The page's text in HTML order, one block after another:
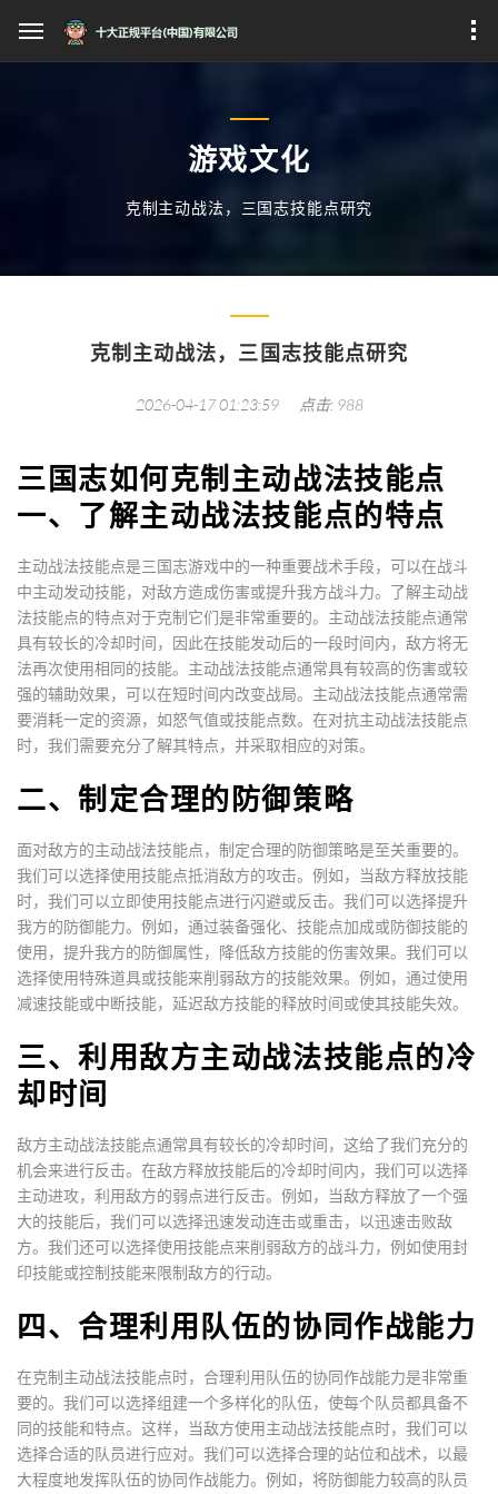
游戏文化
克制主动战法，三国志技能点研究
克制主动战法，三国志技能点研究
2026-04-17 01:23:59 点击: 988
三国志如何克制主动战法技能点
一、了解主动战法技能点的特点
主动战法技能点是三国志游戏中的一种重要战术手段，可以在战斗
中主动发动技能，对敌方造成伤害或提升我方战斗力。了解主动战
法技能点的特点对于克制它们是非常重要的。主动战法技能点通常
具有较长的冷却时间，因此在技能发动后的一段时间内，敌方将无
法再次使用相同的技能。主动战法技能点通常具有较高的伤害或较
强的辅助效果，可以在短时间内改变战局。主动战法技能点通常需
要消耗一定的资源，如怒气值或技能点数。在对抗主动战法技能点
时，我们需要充分了解其特点，并采取相应的对策。
二、制定合理的防御策略
面对敌方的主动战法技能点，制定合理的防御策略是至关重要的。
我们可以选择使用技能点抵消敌方的攻击。例如，当敌方释放技能
时，我们可以立即使用技能点进行闪避或反击。我们可以选择提升
我方的防御能力。例如，通过装备强化、技能点加成或防御技能的
使用，提升我方的防御属性，降低敌方技能的伤害效果。我们可以
选择使用特殊道具或技能来削弱敌方的技能效果。例如，通过使用
减速技能或中断技能，延迟敌方技能的释放时间或使其技能失效。
三、利用敌方主动战法技能点的冷
却时间
敌方主动战法技能点通常具有较长的冷却时间，这给了我们充分的
机会来进行反击。在敌方释放技能后的冷却时间内，我们可以选择
主动进攻，利用敌方的弱点进行反击。例如，当敌方释放了一个强
大的技能后，我们可以选择迅速发动连击或重击，以迅速击败敌
方。我们还可以选择使用技能点来削弱敌方的战斗力，例如使用封
印技能或控制技能来限制敌方的行动。
四、合理利用队伍的协同作战能力
在克制主动战法技能点时，合理利用队伍的协同作战能力是非常重
要的。我们可以选择组建一个多样化的队伍，使每个队员都具备不
同的技能和特点。这样，当敌方使用主动战法技能点时，我们可以
选择合适的队员进行应对。我们可以选择合理的站位和战术，以最
大程度地发挥队伍的协同作战能力。例如，将防御能力较高的队员